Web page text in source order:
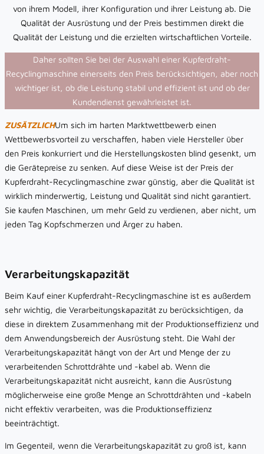
von ihrem Modell, ihrer Konfiguration und ihrer Leistung ab. Die
Qualität der Ausrüstung und der Preis bestimmen direkt die
Qualität der Leistung und die erzielten wirtschaftlichen Vorteile.
Daher sollten Sie bei der Auswahl einer Kupferdraht-
Recyclingmaschine einerseits den Preis berücksichtigen, aber noch
wichtiger ist, ob die Leistung stabil und effizient ist und ob der
Kundendienst gewährleistet ist.
ZUSÄTZLICHUm sich im harten Marktwettbewerb einen
Wettbewerbsvorteil zu verschaffen, haben viele Hersteller über
den Preis konkurriert und die Herstellungskosten blind gesenkt, um
die Gerätepreise zu senken. Auf diese Weise ist der Preis der
Kupferdraht-Recyclingmaschine zwar günstig, aber die Qualität ist
wirklich minderwertig, Leistung und Qualität sind nicht garantiert.
Sie kaufen Maschinen, um mehr Geld zu verdienen, aber nicht, um
jeden Tag Kopfschmerzen und Ärger zu haben.
Verarbeitungskapazität
Beim Kauf einer Kupferdraht-Recyclingmaschine ist es außerdem
sehr wichtig, die Verarbeitungskapazität zu berücksichtigen, da
diese in direktem Zusammenhang mit der Produktionseffizienz und
dem Anwendungsbereich der Ausrüstung steht. Die Wahl der
Verarbeitungskapazität hängt von der Art und Menge der zu
verarbeitenden Schrottdrähte und -kabel ab. Wenn die
Verarbeitungskapazität nicht ausreicht, kann die Ausrüstung
möglicherweise eine große Menge an Schrottdrähten und -kabeln
nicht effektiv verarbeiten, was die Produktionseffizienz
beeinträchtigt.
Im Gegenteil, wenn die Verarbeitungskapazität zu groß ist, kann